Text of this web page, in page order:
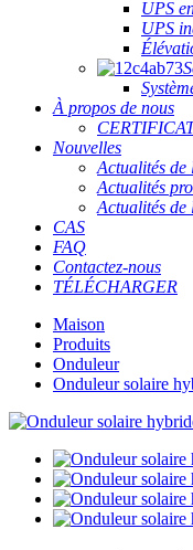
UPS
UPS
À propos de nous
Nouvelles
Actualités de
Actualités
Actualités de
CAS
FAQ
Contactez-nous
TÉLÉCHARGER
Maison
Produits
Onduleur
Onduleur solaire